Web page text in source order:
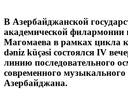
В Азербайджанской
академической
Магомаева в рамках цикла
dəniz küçəsi состоялся IV
линию последовательного
современного музыкального
Азербайджана.